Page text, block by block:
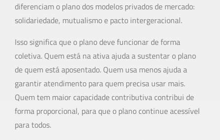
diferenciam o plano dos modelos privados de mercado:
solidariedade, mutualismo e pacto intergeracional.
Isso significa que o plano deve funcionar de forma
coletiva. Quem está na ativa ajuda a sustentar o plano
de quem está aposentado. Quem usa menos ajuda a
garantir atendimento para quem precisa usar mais.
Quem tem maior capacidade contributiva contribui de
forma proporcional, para que o plano continue acessível
para todos.